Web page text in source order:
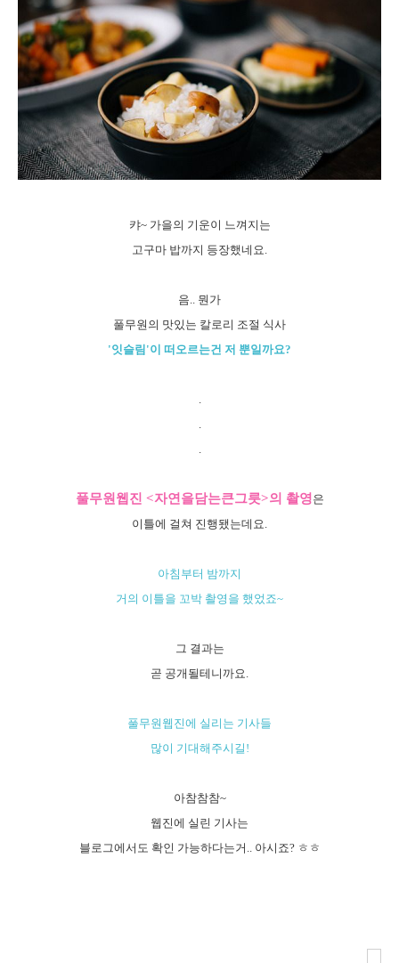
캬~ 가을의 기운이 느껴지는
고구마 밥까지 등장했네요.
음.. 뭔가
풀무원의 맛있는 칼로리 조절 식사
'잇슬림'이 떠오르는건 저 뿐일까요?
.
.
.
풀무원웹진 <자연을담는큰그릇>의 촬영은
이틀에 걸쳐 진행됐는데요.
아침부터 밤까지
거의 이틀을 꼬박 촬영을 했었죠~
그 결과는
곧 공개될테니까요.
풀무원웹진에 실리는 기사들
많이 기대해주시길!
아참참참~
웹진에 실린 기사는
블로그에서도 확인 가능하다는거.. 아시죠? ㅎㅎ